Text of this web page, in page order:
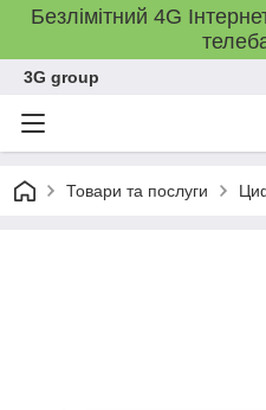
Безлімітний 4G
3G group
Товари та послуги